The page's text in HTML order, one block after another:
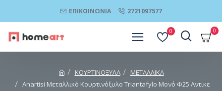
ΕΠΙΚΟΙΝΩΝΊΑ 2721097577
0 0
ΚΟΥΡΤΙΝΟΞΥΛΑ
ΜΕΤΑΛΛΙΚΑ
Anartisi Μεταλλικό Κουρτινόξυλο Triantafylo Μονό Φ25 Αντικε